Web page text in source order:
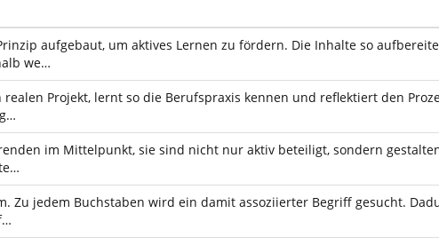
aufgebaut, um aktives Lernen zu fördern. Die Inhalte so
we…
Projekt, lernt so die Berufspraxis kennen und reflektiert den
im Mittelpunkt, sie sind nicht nur aktiv beteiligt, sondern
Zu jedem Buchstaben wird ein damit assoziierter Begriff gesucht.